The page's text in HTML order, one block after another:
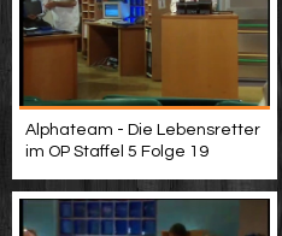
Alphateam - Die Lebensretter
im OP Staffel 5 Folge 19